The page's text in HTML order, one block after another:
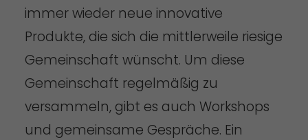
immer wieder neue innovative
Produkte, die sich die mittlerweile riesige
Gemeinschaft wünscht. Um diese
Gemeinschaft regelmäßig zu
versammeln, gibt es auch Workshops
und gemeinsame Gespräche. Ein